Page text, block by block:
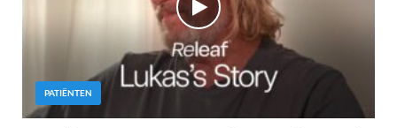
PATIËNTEN